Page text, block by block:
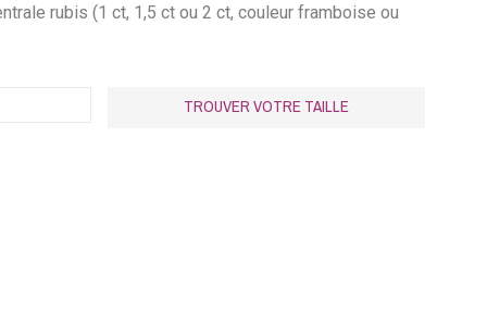
rubis (1 ct, 1,5 ct ou 2 ct, couleur framboise ou
TROUVER VOTRE TAILLE